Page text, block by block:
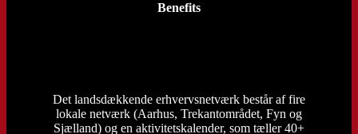
Benefits
Det landsdækkende erhvervsnetværk består af fire
lokale netværk (Aarhus, Trekantområdet, Fyn og
Sjælland) og en aktivitetskalender, som tæller 40+